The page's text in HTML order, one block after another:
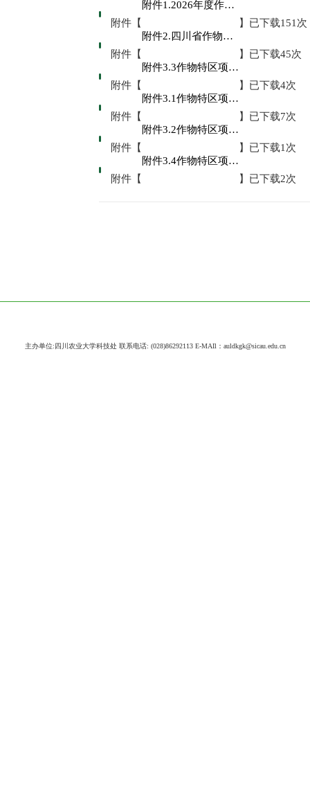
附件【
附件1.2026年度作物科学基础研究特区自然科学基金项目立项清单.pdf
】已下载151次
附件【
附件2.四川省作物科学基础研究特区管理制度文件.pdf
】已下载45次
附件【
附件3.3作物特区项目任务书-开放项目.docx
】已下载4次
附件【
附件3.1作物特区项目任务书-重点项目.docx
】已下载7次
附件【
附件3.2作物特区项目任务书-面上项目.docx
】已下载1次
附件【
附件3.4作物特区项目任务书-非共识项目.docx
】已下载2次
主办单位:四川农业大学科技处 联系电话: (028)86292113 E-MAIl：auldkgk@sicau.edu.cn